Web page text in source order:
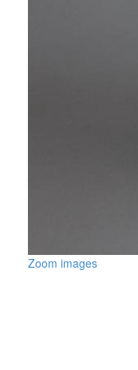
Zoom images